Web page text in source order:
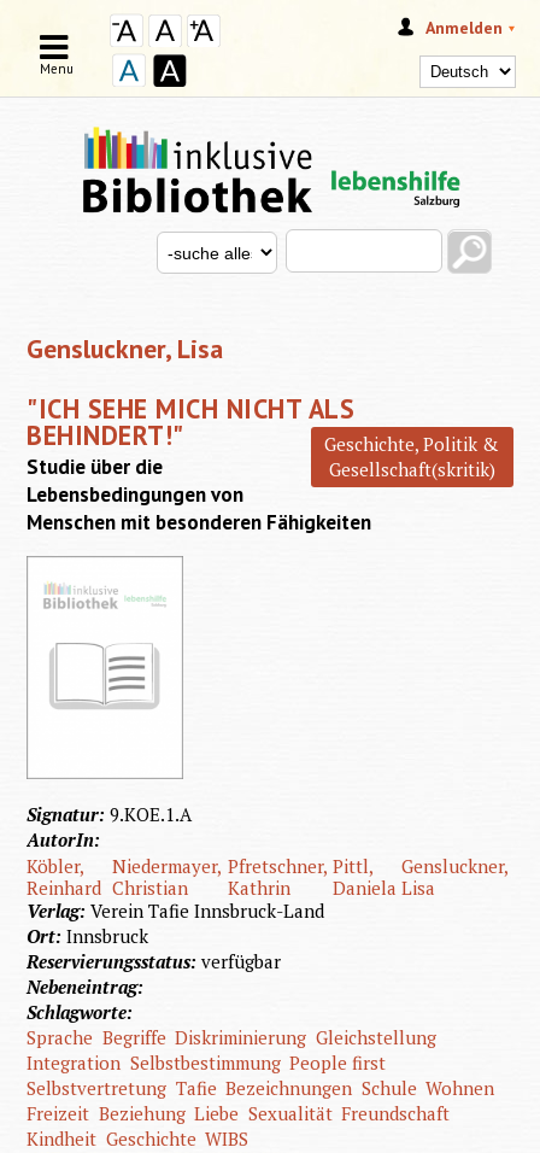
Anmelden
SUCHFORMULAR
Search this site
Search for
Menu
Gensluckner, Lisa
"ICH SEHE MICH NICHT ALS
BEHINDERT!"
Geschichte, Politik &
Gesellschaft(skritik)
Studie über die
Lebensbedingungen von
Menschen mit besonderen Fähigkeiten
Signatur:9.KOE.1.A
AutorIn:
Köbler,
Reinhard
Niedermayer,
Christian
Pfretschner,
Kathrin
Pittl,
Daniela
Gensluckner,
Lisa
Verlag:Verein Tafie Innsbruck-Land
Ort:Innsbruck
Reservierungsstatus:verfügbar
Nebeneintrag:
Schlagworte:
Sprache Begriffe Diskriminierung Gleichstellung
Integration Selbstbestimmung People first
Selbstvertretung Tafie Bezeichnungen Schule Wohnen
Freizeit Beziehung Liebe Sexualität Freundschaft
Kindheit Geschichte WIBS